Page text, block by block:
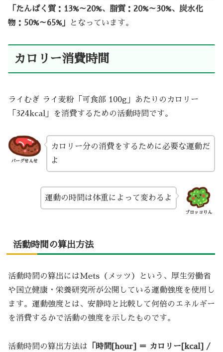
「たんぱく質：13%～20%、脂質：20%～30%、炭水化
物：50%～65%」
となっています。
カロリー消費時間
ライむぎ ライ麦粉「可食部 100g」あたりのカロリー
「324kcal」を消費するための活動時間です。
バーグせんせ
カロリー分の消費をするために必要な運動だ
よ
ブロッコりん
運動の時間は体重によって変わるよ
活動時間の算出方法
活動時間の算出にはMets（メッツ）という、厚生労働省
や国立健康・栄養研究所が公開している運動強度を使用し
ます。運動強度とは、安静時と比較して何倍のエネルギー
を消費するかで活動の強度を示したものです。
活動時間の算出方法は 「時間[hour] ＝ カロリー[kcal] /